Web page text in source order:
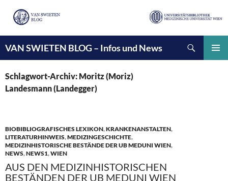
VAN SWIETEN BLOG – Infos und News
INHALT
SPRINGEN
Schlagwort-Archiv: Moritz (Moriz)
Landesmann (Landegger)
BIOBIBLIOGRAFISCHES LEXIKON,KRANKENANSTALTEN,
LITERATURHINWEIS,MEDIZINGESCHICHTE,
MEDIZINHISTORISCHE BESTÄNDE DER UB MEDUNI WIEN,
NEWS,NEWS1,WIEN
AUS DEN MEDIZINHISTORISCHEN
BESTÄNDEN DER UB MEDUNI WIEN